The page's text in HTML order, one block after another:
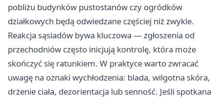
pobliżu budynków pustostanów czy ogródków
działkowych będą odwiedzane częściej niż zwykle.
Reakcja sąsiadów bywa kluczowa — zgłoszenia od
przechodniów często inicjują kontrolę, która może
skończyć się ratunkiem. W praktyce warto zwracać
uwagę na oznaki wychłodzenia: blada, wilgotna skóra,
drżenie ciała, dezorientacja lub senność. Jeśli spotkana